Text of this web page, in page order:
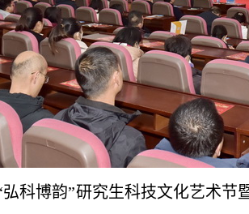
科博韵”研究生科技文化艺术